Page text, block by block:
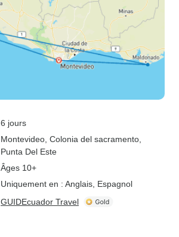
6 jours
Montevideo , Colonia del sacramento
Punta Del Este
Âges 10+
Uniquement en : Anglais, Espagnol
GUIDEcuador Travel